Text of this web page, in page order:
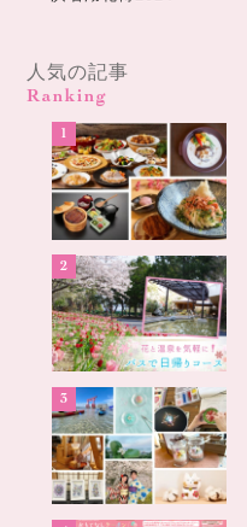
人気の記事
Ranking